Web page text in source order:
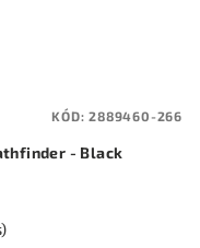
- Black
KÓD:2889460-266